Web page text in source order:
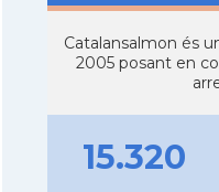
Catalansalmon és
2005 posant en
15.320